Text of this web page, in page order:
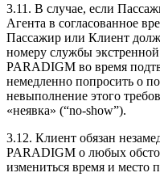
3.11. В случае, если
Агента в согласованное
Пассажир или Клиент
номеру службы
PARADIGM во время
немедленно попросить о
невыполнение этого
«неявка» (“no-show”).
3.12. Клиент обязан
PARADIGM о любых
измениться время и место